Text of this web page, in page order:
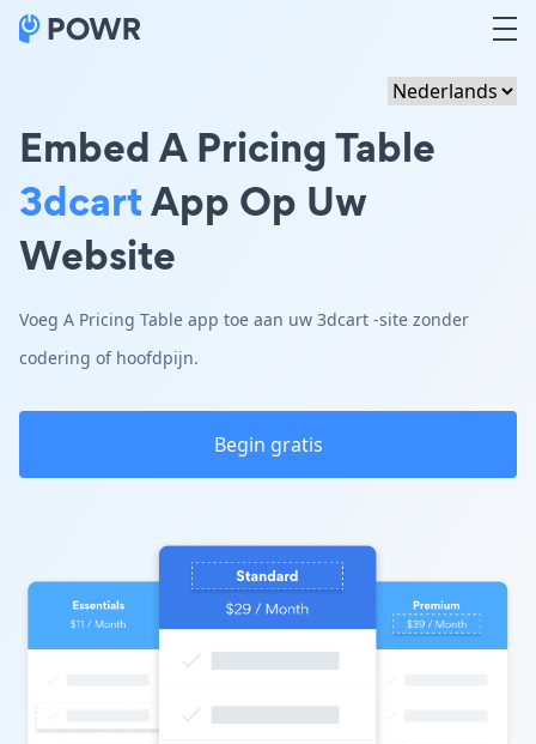
Embed A Pricing Table
3dcartApp Op Uw
Website
Voeg A Pricing Table app toe aan uw 3dcart -site zonder
codering of hoofdpijn.
Begin gratis